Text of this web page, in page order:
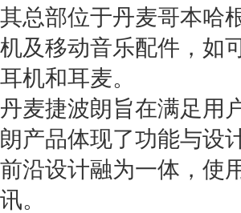
其总部位于丹麦哥本哈
机及移动音乐配件，如
耳机和耳麦。
丹麦捷波朗旨在满足用
朗产品体现了功能与设
前沿设计融为一体，使
讯。